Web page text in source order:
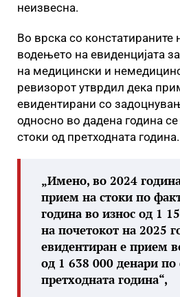
неизвесна.
Во врска со констатираните
водењето на евиденцијата
на медицински и
ревизорот утврдил дека
евидентирани со
односно во дадена година
стоки од претходната година.
„Имено, во 2024
прием на стоки по
година во износ од 1
на почетокот на 2025
евидентиран е прием
од 1 638 000 денари
претходната година“,